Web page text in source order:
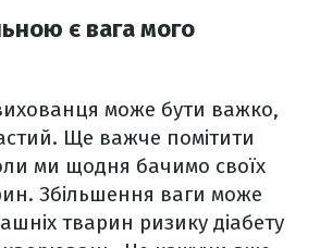
є вага мого
може бути важко,
Ще важче помітити
ми щодня бачимо своїх
Збільшення ваги може
тварин ризику діабету